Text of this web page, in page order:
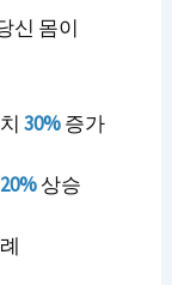
신 몸이
30%증가
20%상승